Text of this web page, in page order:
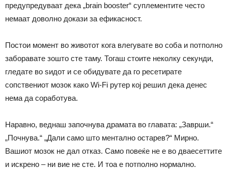
предупредуваат дека „brain booster“ суплементите често
немаат доволно докази за ефикасност.
Постои момент во животот кога влегувате во соба и потполно
заборавате зошто сте таму. Тогаш стоите неколку секунди,
гледате во ѕидот и се обидувате да го ресетирате
сопствениот мозок како Wi-Fi рутер кој решил дека денес
нема да соработува.
Наравно, веднаш започнува драмата во главата: „Заврши.“
„Почнува.“ „Дали само што ментално остарев?“ Мирно.
Вашиот мозок не дал отказ. Само повеќе не е во дваесеттите
и искрено – ни вие не сте. И тоа е потполно нормално.